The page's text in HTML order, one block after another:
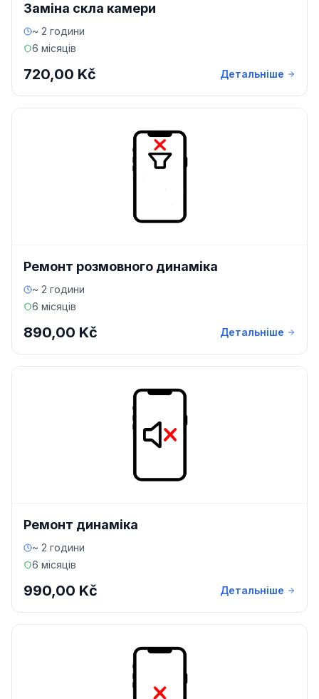
Заміна скла камери
~ 2 години
6 місяців
720,00 Kč Детальніше
Ремонт розмовного динаміка
~ 2 години
6 місяців
890,00 Kč Детальніше
Ремонт динаміка
~ 2 години
6 місяців
990,00 Kč Детальніше